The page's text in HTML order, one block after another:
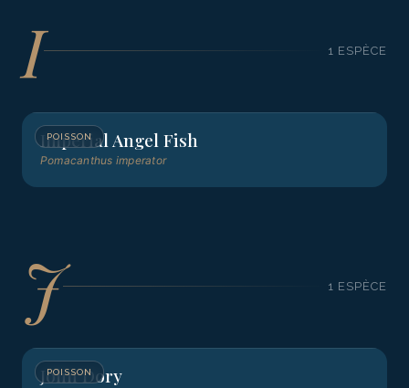
I 1 ESPÈCE
POISSON
Imperial Angel Fish
Pomacanthus imperator
J 1 ESPÈCE
POISSON
John Dory